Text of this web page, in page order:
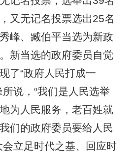
又无记名投票选出25名
峰、臧伯平当选为新政
新当选的政府委员自觉
了“政府人民打成一
所说，“我们是人民选举
为人民服务，老百姓就
们的政府委员要给人民
会立足时代之基、回应时